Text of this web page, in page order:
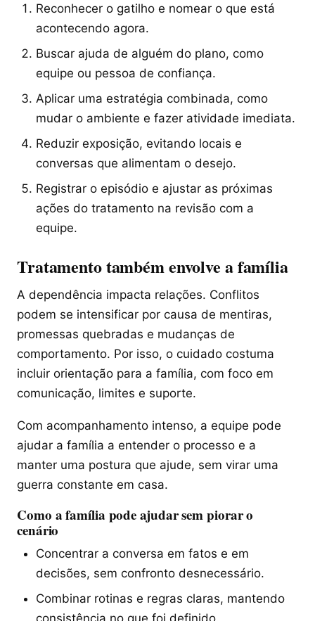
Reconhecer o gatilho e nomear o que está
acontecendo agora.
Buscar ajuda de alguém do plano, como
equipe ou pessoa de confiança.
Aplicar uma estratégia combinada, como
mudar o ambiente e fazer atividade imediata.
Reduzir exposição, evitando locais e
conversas que alimentam o desejo.
Registrar o episódio e ajustar as próximas
ações do tratamento na revisão com a
equipe.
Tratamento também envolve a família
A dependência impacta relações. Conflitos
podem se intensificar por causa de mentiras,
promessas quebradas e mudanças de
comportamento. Por isso, o cuidado costuma
incluir orientação para a família, com foco em
comunicação, limites e suporte.
Com acompanhamento intenso, a equipe pode
ajudar a família a entender o processo e a
manter uma postura que ajude, sem virar uma
guerra constante em casa.
Como a família pode ajudar sem piorar o
cenário
Concentrar a conversa em fatos e em
decisões, sem confronto desnecessário.
Combinar rotinas e regras claras, mantendo
consistência no que foi definido.